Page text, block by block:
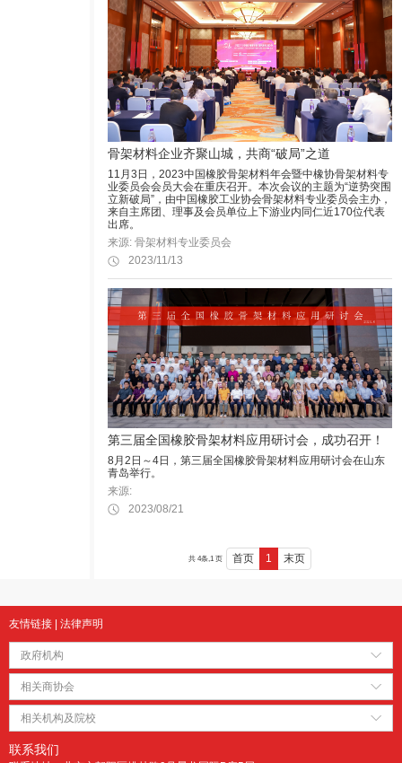
骨架材料企业齐聚山城，共商“破局”之道
11月3日，2023中国橡胶骨架材料年会暨中橡协骨架材料专
业委员会会员大会在重庆召开。本次会议的主题为“逆势突围
立新破局”，由中国橡胶工业协会骨架材料专业委员会主办，
来自主席团、理事及会员单位上下游业内同仁近170位代表
出席。
来源: 骨架材料专业委员会
2023/11/13
第三届全国橡胶骨架材料应用研讨会，成功召开！
8月2日～4日，第三届全国橡胶骨架材料应用研讨会在山东
青岛举行。
来源:
2023/08/21
共 4条,1 页 首页 1 末页
友情链接 法律声明
政府机构
相关商协会
相关机构及院校
联系我们